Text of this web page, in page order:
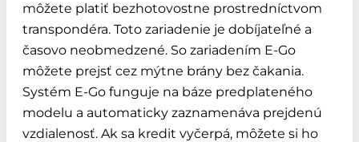
môžete platiť bezhotovostne prostredníctvom
transpondéra. Toto zariadenie je dobíjateľné a
časovo neobmedzené. So zariadením E-Go
môžete prejsť cez mýtne brány bez čakania.
Systém E-Go funguje na báze predplateného
modelu a automaticky zaznamenáva prejdenú
vzdialenosť. Ak sa kredit vyčerpá, môžete si ho